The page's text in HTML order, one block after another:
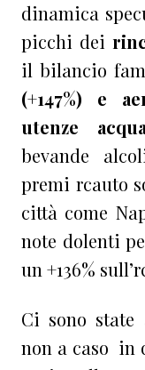
dinamica
picchi dei
il bilancio
(+147%) e
utenze
bevande
premi rcauto
città come
note dolenti
un +136%
Ci sono state
non a caso in